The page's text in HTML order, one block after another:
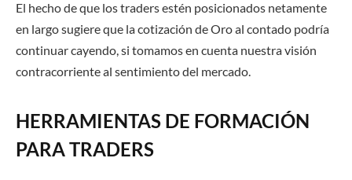
El hecho de que los traders estén posicionados netamente
en largo sugiere que la cotización de Oro al contado podría
continuar cayendo, si tomamos en cuenta nuestra visión
contracorriente al sentimiento del mercado.
HERRAMIENTAS DE FORMACIÓN
PARA TRADERS